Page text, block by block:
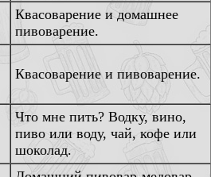
Квасоварение и домашнее
пивоварение.
Квасоварение и пивоварение.
Что мне пить? Водку, вино,
пиво или воду, чай, кофе или
шоколад.